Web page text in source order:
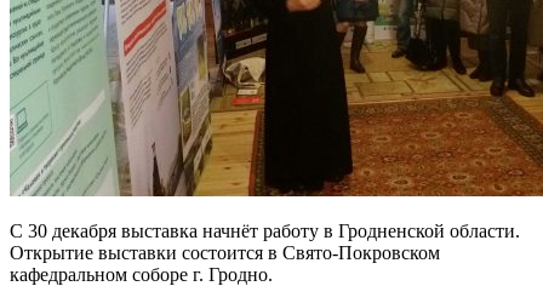
С 30 декабря выставка начнёт работу в Гродненской области.
Открытие выставки состоится в Свято-Покровском
кафедральном соборе г. Гродно.